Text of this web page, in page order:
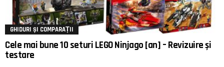
GHIDURI ȘI COMPARAȚII
Cele mai bune 10 seturi LEGO Ninjago [an] – Revizuire și
testare